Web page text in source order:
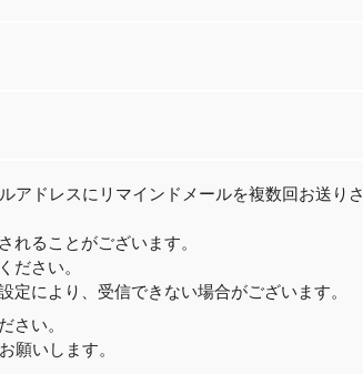
アドレスにリマインドメールを複数回お送りさ
ることがございます。
ださい。
により、受信できない場合がございます。
さい。
願いします。